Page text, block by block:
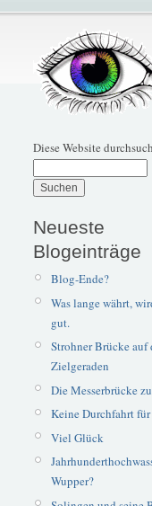
Diese Website
Neueste
Blogeinträge
Blog-Ende?
Was lange währt,
gut.
Strohner Brücke auf
Zielgeraden
Die Messerbrücke
Keine Durchfahrt
Viel Glück
Wupper?